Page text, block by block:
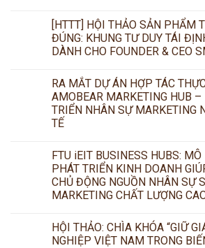
[HTTT] HỘI THẢO SẢN PHẨM
ĐÚNG: KHUNG TƯ DUY TÁI
DÀNH CHO FOUNDER & CEO
RA MẮT DỰ ÁN HỢP TÁC
AMOBEAR MARKETING HUB –
TRIỂN NHÂN SỰ MARKETING
TẾ
FTU iEIT BUSINESS HUBS:
PHÁT TRIỂN KINH DOANH
CHỦ ĐỘNG NGUỒN NHÂN SỰ
MARKETING CHẤT LƯỢNG
HỘI THẢO: CHÌA KHÓA “GIỮ
NGHIỆP VIỆT NAM TRONG